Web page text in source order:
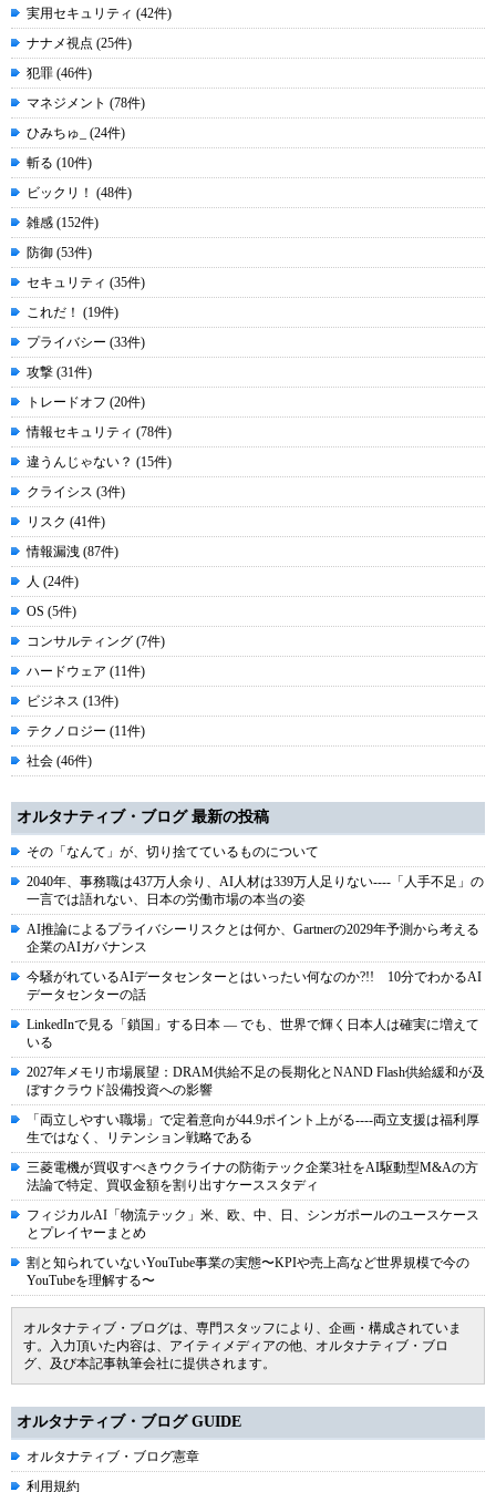
実用セキュリティ (42件)
ナナメ視点 (25件)
犯罪 (46件)
マネジメント (78件)
ひみちゅ_ (24件)
斬る (10件)
ビックリ！ (48件)
雑感 (152件)
防御 (53件)
セキュリティ (35件)
これだ！ (19件)
プライバシー (33件)
攻撃 (31件)
トレードオフ (20件)
情報セキュリティ (78件)
違うんじゃない？ (15件)
クライシス (3件)
リスク (41件)
情報漏洩 (87件)
人 (24件)
OS (5件)
コンサルティング (7件)
ハードウェア (11件)
ビジネス (13件)
テクノロジー (11件)
社会 (46件)
オルタナティブ・ブログ 最新の投稿
その「なんて」が、切り捨てているものについて
2040年、事務職は437万人余り、AI人材は339万人足りない----「人手不足」の
一言では語れない、日本の労働市場の本当の姿
AI推論によるプライバシーリスクとは何か、Gartnerの2029年予測から考える
企業のAIガバナンス
今騒がれているAIデータセンターとはいったい何なのか?!! 10分でわかるAI
データセンターの話
LinkedInで見る「鎖国」する日本 ― でも、世界で輝く日本人は確実に増えて
いる
2027年メモリ市場展望：DRAM供給不足の長期化とNAND Flash供給緩和が及
ぼすクラウド設備投資への影響
「両立しやすい職場」で定着意向が44.9ポイント上がる----両立支援は福利厚
生ではなく、リテンション戦略である
三菱電機が買収すべきウクライナの防衛テック企業3社をAI駆動型M&Aの方
法論で特定、買収金額を割り出すケーススタディ
フィジカルAI「物流テック」米、欧、中、日、シンガポールのユースケース
とプレイヤーまとめ
割と知られていないYouTube事業の実態〜KPIや売上高など世界規模で今の
YouTubeを理解する〜
オルタナティブ・ブログは、専門スタッフにより、企画・構成されていま
す。入力頂いた内容は、アイティメディアの他、オルタナティブ・ブロ
グ、及び本記事執筆会社に提供されます。
オルタナティブ・ブログ GUIDE
オルタナティブ・ブログ憲章
利用規約